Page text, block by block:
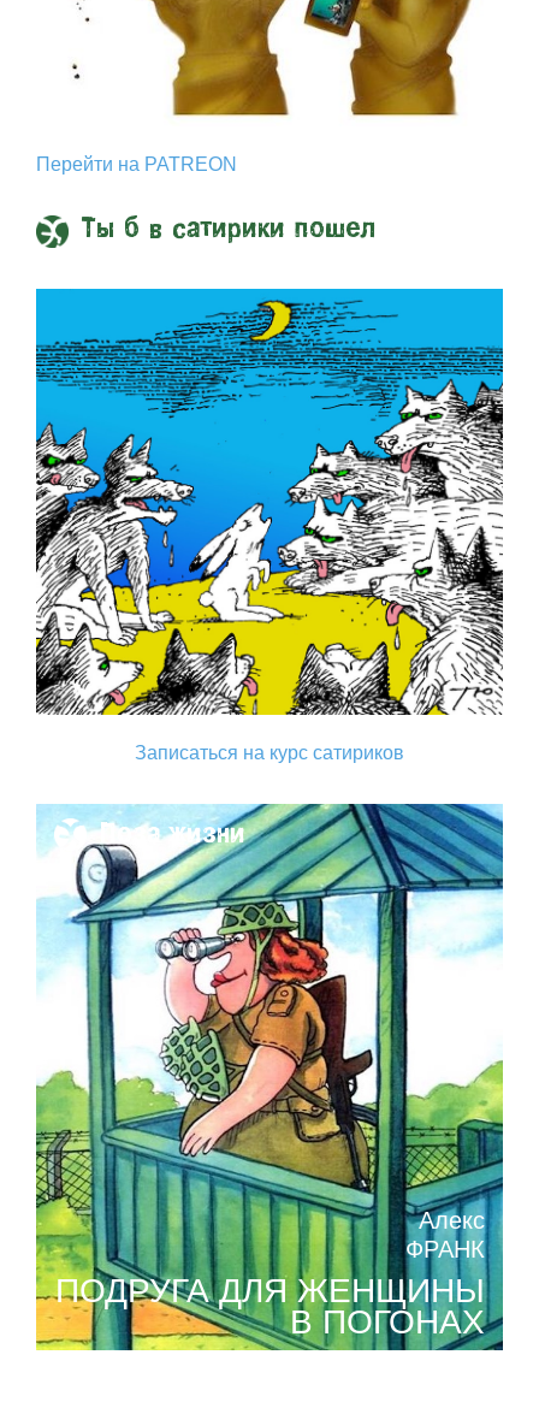
Перейти на PATREON
Ты б в сатирики пошел
Записаться на курс сатириков
Поза жизни
Алекс
ФРАНК
ПОДРУГА ДЛЯ ЖЕНЩИНЫ
В ПОГОНАХ